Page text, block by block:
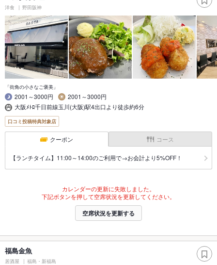
洋食 野田阪神
「街角の小さなご褒美」
2001～3000円
2001～3000円
大阪ﾒﾄﾛ千日前線玉川(大阪)駅4出口より徒歩約6分
口コミ投稿特典対象店
クーポン コース
【ランチタイム】11:00～14:00のご利用で→お会計より5%OFF！
カレンダーの更新に失敗しました。
下記ボタンを押して空席状況を更新してください。
空席状況を更新する
福島金魚
居酒屋 福島・新福島